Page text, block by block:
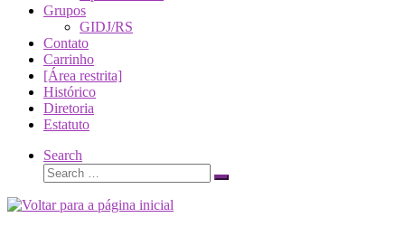
Grupos
GIDJ/RS
Contato
Carrinho
[Área restrita]
Histórico
Diretoria
Estatuto
Search
Search
Search